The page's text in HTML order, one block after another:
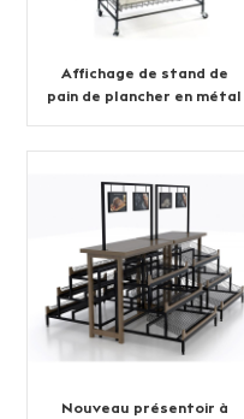
Affichage de stand de
pain de plancher en métal
Nouveau présentoir à